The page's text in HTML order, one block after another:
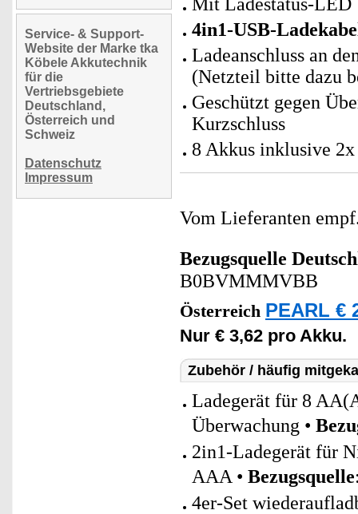
Service- & Support-
Website der Marke tka
Köbele Akkutechnik
für die
Vertriebsgebiete
Deutschland,
Österreich und
Schweiz
Datenschutz
Impressum
4in1-USB-
Ladeanschluss an
(Netzteil bitte dazu
Geschützt gegen
Kurzschluss
8 Akkus inklusive
Vom Lieferanten
Bezugsquelle
B0BVMMMVBB
Österreich PEARL €
Nur € 3,62 pro Akku.
Zubehör / häufig
Ladegerät für 8
Überwachung •
2in1-Ladegerät für
AAA • Bezugsquelle
4er-Set